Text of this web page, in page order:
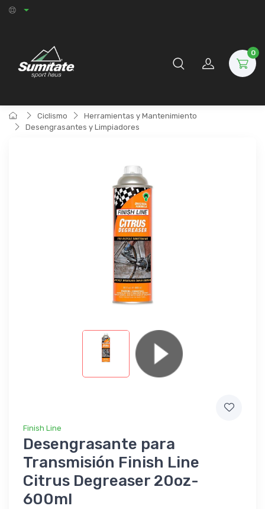
0
Ciclismo
Herramientas y Mantenimiento
Desengrasantes y Limpiadores
Finish Line
Desengrasante para
Transmisión Finish Line
Citrus Degreaser 20oz-
600ml